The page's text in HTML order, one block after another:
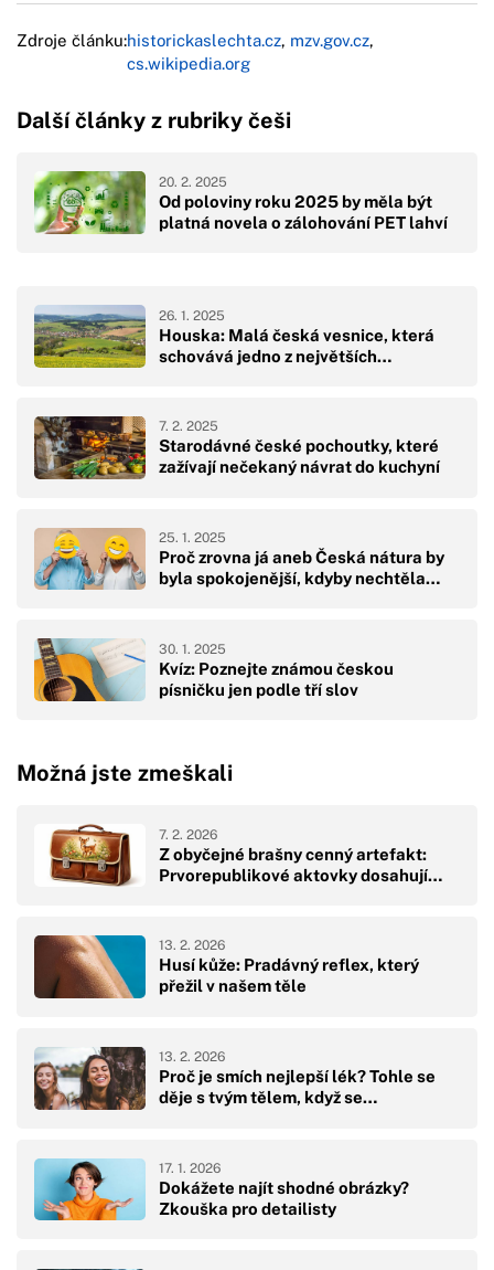
Zdroje článku:historickaslechta.cz, mzv.gov.cz,
cs.wikipedia.org
Další články z rubriky češi
Od poloviny roku 2025 by měla být
platná novela o zálohování PET lahví
20. 2. 2025
Houska: Malá česká vesnice, která
schovává jedno z největších…
26. 1. 2025
Starodávné české pochoutky, které
zažívají nečekaný návrat do kuchyní
7. 2. 2025
Proč zrovna já aneb Česká nátura by
byla spokojenější, kdyby nechtěla…
25. 1. 2025
Kvíz: Poznejte známou českou
písničku jen podle tří slov
30. 1. 2025
Možná jste zmeškali
Z obyčejné brašny cenný artefakt:
Prvorepublikové aktovky dosahují…
7. 2. 2026
Husí kůže: Pradávný reflex, který
přežil v našem těle
13. 2. 2026
Proč je smích nejlepší lék? Tohle se
děje s tvým tělem, když se…
13. 2. 2026
Dokážete najít shodné obrázky?
Zkouška pro detailisty
17. 1. 2026